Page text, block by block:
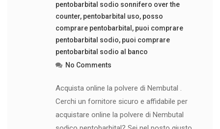
pentobarbital sodio sonnifero over the
counter, pentobarbital uso, posso
comprare pentobarbital , puoi comprare
pentobarbital sodio, puoi comprare
pentobarbital sodio al banco
No Comments
Acquista online la polvere di Nembutal .
Cerchi un fornitore sicuro e affidabile per
acquistare online la polvere di Nembutal